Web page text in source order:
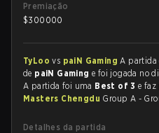
Premiação
$300000
TyLoovs paiN GamingA partida
de paiN Gaminge foi jogada no
A partida foi uma Best of 3e faz
Masters Chengdu Group A -
Detalhes da partida